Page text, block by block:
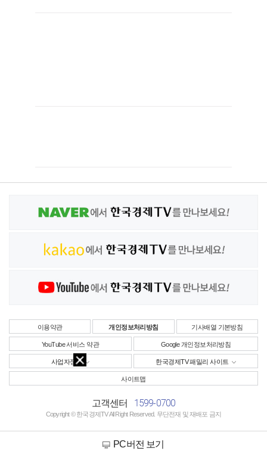
이용약관 개인정보처리방침 기사배열 기본방침
YouTube 서비스 약관 Google 개인정보처리방침
사업자정보 한국경제TV 패밀리 사이트
사이트맵
고객센터 1599-0700
Copyright © 한국경제TV All Right Reserved. 무단전재 및 재배포 금지
PC버전 보기